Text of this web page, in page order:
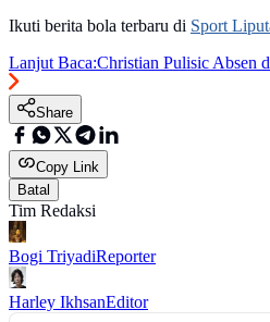
Ikuti berita bola terbaru di Sport
Lanjut Baca:Christian Pulisic Absen
Share
Copy Link
Batal
Tim Redaksi
Bogi TriyadiReporter
Harley IkhsanEditor